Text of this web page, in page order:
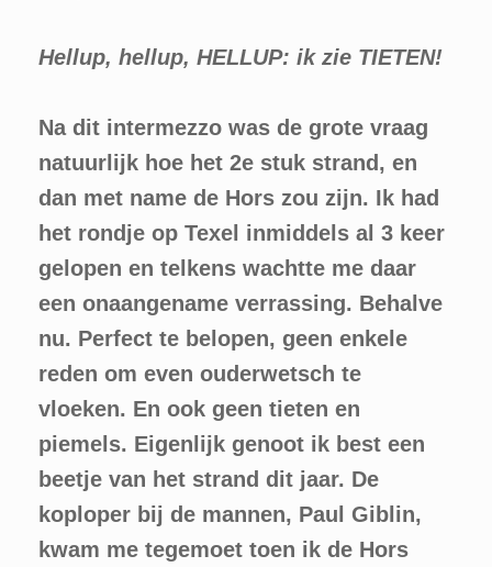
Hellup, hellup, HELLUP: ik zie TIETEN!
Na dit intermezzo was de grote vraag
natuurlijk hoe het 2e stuk strand, en
dan met name de Hors zou zijn. Ik had
het rondje op Texel inmiddels al 3 keer
gelopen en telkens wachtte me daar
een onaangename verrassing. Behalve
nu. Perfect te belopen, geen enkele
reden om even ouderwetsch te
vloeken. En ook geen tieten en
piemels. Eigenlijk genoot ik best een
beetje van het strand dit jaar. De
koploper bij de mannen, Paul Giblin,
kwam me tegemoet toen ik de Hors